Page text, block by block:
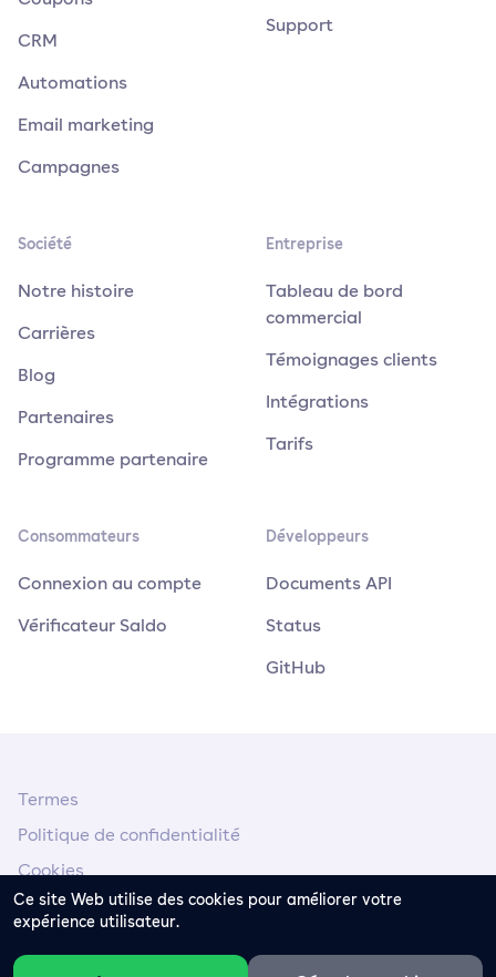
Ce site Web utilise des cookies pour améliorer votre
expérience utilisateur.
CRM
Automations
Email marketing
Campagnes
Support
Société
Notre histoire
Carrières
Blog
Partenaires
Programme partenaire
Entreprise
Tableau de bord
commercial
Témoignages clients
Intégrations
Tarifs
Consommateurs
Connexion au compte
Vérificateur Saldo
Développeurs
Documents API
Status
GitHub
Termes
Politique de confidentialité
Cookies
Mentions Légal